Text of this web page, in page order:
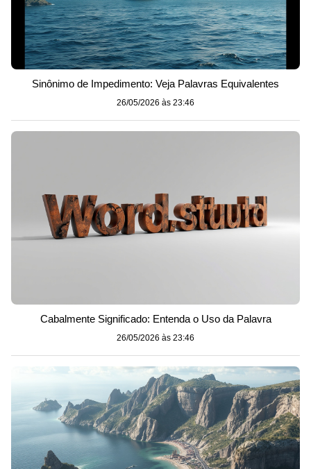
Sinônimo de Impedimento: Veja Palavras Equivalentes
26/05/2026 às 23:46
Cabalmente Significado: Entenda o Uso da Palavra
26/05/2026 às 23:46